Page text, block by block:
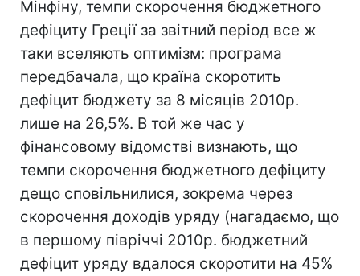
Мінфіну, темпи скорочення бюджетного
дефіциту Греції за звітний період все ж
таки вселяють оптимізм: програма
передбачала, що країна скоротить
дефіцит бюджету за 8 місяців 2010р.
лише на 26,5%. В той же час у
фінансовому відомстві визнають, що
темпи скорочення бюджетного дефіциту
дещо сповільнилися, зокрема через
скорочення доходів уряду (нагадаємо, що
в першому півріччі 2010р. бюджетний
дефіцит уряду вдалося скоротити на 45%